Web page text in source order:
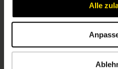
Alle